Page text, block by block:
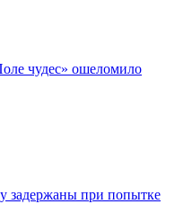
чудес» ошеломило
задержаны при попытке